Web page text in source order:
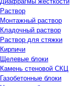
Раствор
Монтажный раствор
Кладочный раствор
Раствор для стяжки
Кирпичи
Щелевые блоки
Камень стеновой СКЦ
Газобетонные блоки